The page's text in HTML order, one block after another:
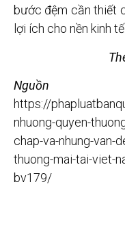
bước đệm cần thiết
lợi ích cho nền kinh tế.
https://
nhuong-quyen-
chap-va-nhung-van-
thuong-mai-tai-viet-
bv179/